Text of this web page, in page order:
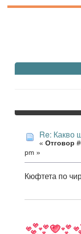
Re: Какво
« Отговор
pm »
Кюфтета по